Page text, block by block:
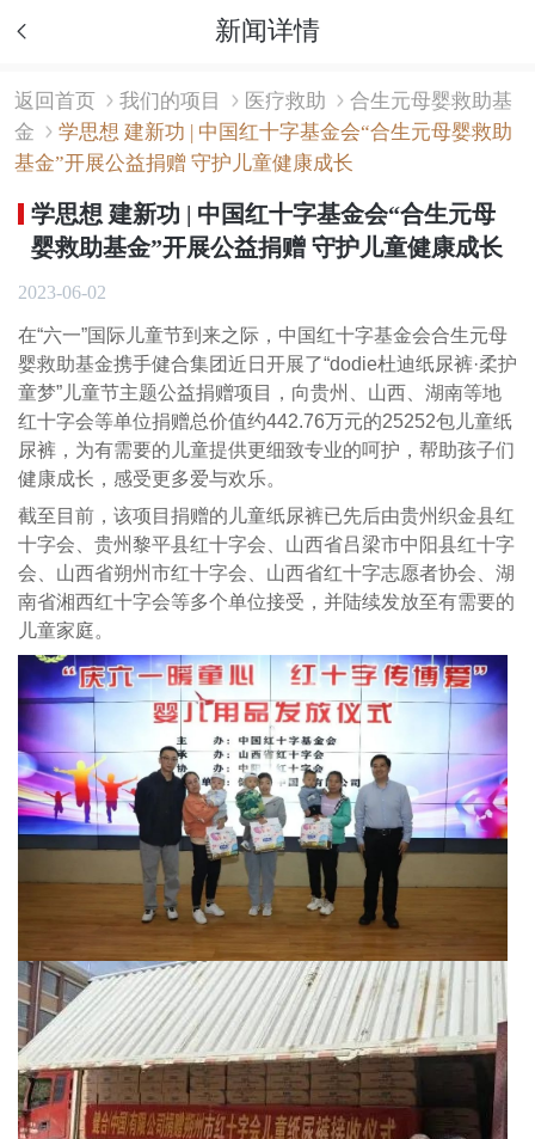
新闻详情
返回首页 我们的项目 医疗救助
合生元母婴救助基
金
学思想 建新功 | 中国红十字基金会“合生元母婴救助
基金”开展公益捐赠 守护儿童健康成长
学思想 建新功 | 中国红十字基金会“合生元母
婴救助基金”开展公益捐赠 守护儿童健康成长
2023-06-02
在“六一”国际儿童节到来之际，中国红十字基金会合生元母
婴救助基金携手健合集团近日开展了“dodie杜迪纸尿裤·柔护
童梦”儿童节主题公益捐赠项目，向贵州、山西、湖南等地
红十字会等单位捐赠总价值约442.76万元的25252包儿童纸
尿裤，为有需要的儿童提供更细致专业的呵护，帮助孩子们
健康成长，感受更多爱与欢乐。
截至目前，该项目捐赠的儿童纸尿裤已先后由贵州织金县红
十字会、贵州黎平县红十字会、山西省吕梁市中阳县红十字
会、山西省朔州市红十字会、山西省红十字志愿者协会、湖
南省湘西红十字会等多个单位接受，并陆续发放至有需要的
儿童家庭。